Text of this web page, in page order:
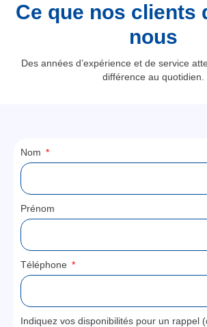
Ce que nos clients
nous
Des années d’expérience et de service
différence au quotidien.
Nom
Prénom
Téléphone
Indiquez vos disponibilités pour un rappel